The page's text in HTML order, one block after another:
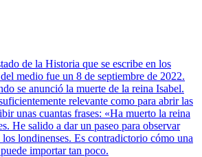
de la Historia que se escribe en los
medio fue un 8 de septiembre de 2022.
se anunció la muerte de la reina Isabel.
relevante como para abrir las
unas cuantas frases: «Ha muerto la reina
He salido a dar un paseo para observar
londinenses. Es contradictorio cómo una
importar tan poco.